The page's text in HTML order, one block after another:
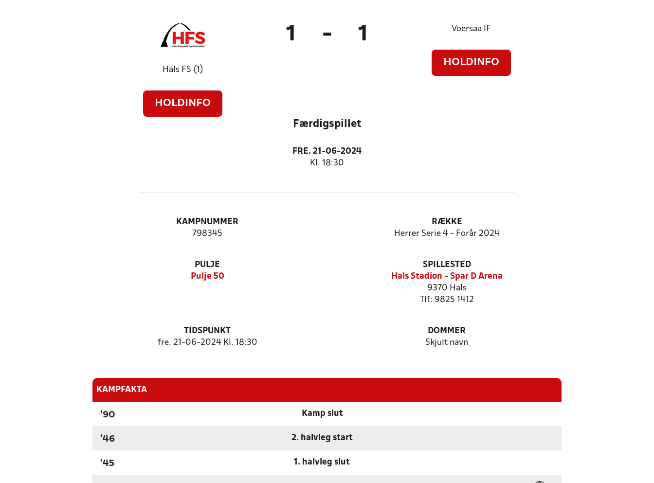
Hals FS (1)
HOLDINFO
1 - 1 Voersaa IF
HOLDINFO
Færdigspillet
FRE. 21-06-2024
Kl. 18:30
KAMPNUMMER
798345
RÆKKE
Herrer Serie 4 - Forår 2024
PULJE
Pulje 50
SPILLESTED
Hals Stadion - Spar D Arena
9370 Hals
Tlf: 9825 1412
TIDSPUNKT
fre. 21-06-2024 Kl. 18:30
DOMMER
Skjult navn
KAMPFAKTA
'90 Kamp slut
'46 2. halvleg start
'45 1. halvleg slut